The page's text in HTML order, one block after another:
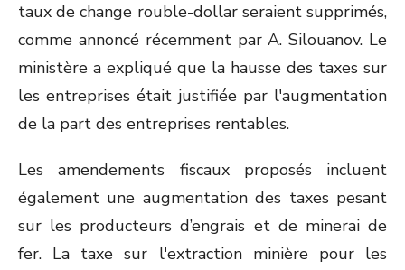
taux de change rouble-dollar seraient supprimés,
comme annoncé récemment par A. Silouanov. Le
ministère a expliqué que la hausse des taxes sur
les entreprises était justifiée par l'augmentation
de la part des entreprises rentables.
Les amendements fiscaux proposés incluent
également une augmentation des taxes pesant
sur les producteurs d’engrais et de minerai de
fer. La taxe sur l'extraction minière pour les